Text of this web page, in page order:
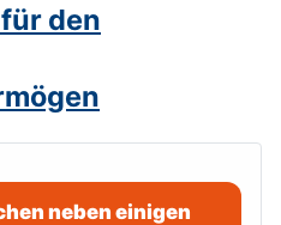
den
neben einigen